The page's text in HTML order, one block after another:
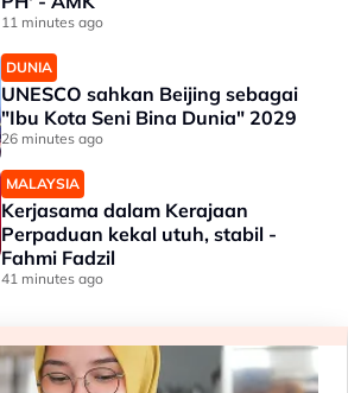
11 minutes ago
DUNIA
UNESCO sahkan Beijing sebagai
"Ibu Kota Seni Bina Dunia" 2029
26 minutes ago
MALAYSIA
Kerjasama dalam Kerajaan
Perpaduan kekal utuh, stabil -
Fahmi Fadzil
41 minutes ago